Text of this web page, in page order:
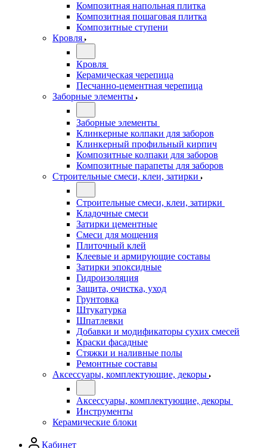
Композитная напольная плитка
Композитная пошаговая плитка
Композитные ступени
Кровля
Кровля
Керамическая черепица
Песчанно-цементная черепица
Заборные элементы
Заборные элементы
Клинкерные колпаки для заборов
Клинкерный профильный кирпич
Композитные колпаки для заборов
Композитные парапеты для заборов
Строительные смеси, клеи, затирки
Строительные смеси, клеи, затирки
Кладочные смеси
Затирки цементные
Смеси для мощения
Плиточный клей
Клеевые и армирующие составы
Затирки эпоксидные
Гидроизоляция
Защита, очистка, уход
Грунтовка
Штукатурка
Шпатлевки
Добавки и модификаторы сухих смесей
Краски фасадные
Стяжки и наливные полы
Ремонтные составы
Аксессуары, комплектующие, декоры
Аксессуары, комплектующие, декоры
Инструменты
Керамические блоки
Кабинет